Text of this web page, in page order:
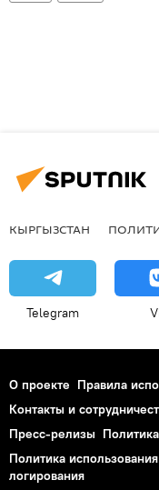
КЫРГЫЗСТАН
Telegram
О проекте Правила
Контакты и
Пресс-релизы
Политика
логирования